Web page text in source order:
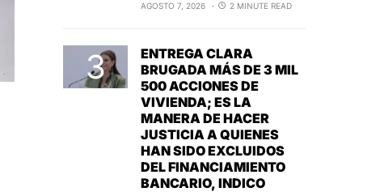
AGOSTO 7, 2026 2 MINUTE READ
ENTREGA CLARA
BRUGADA MÁS DE 3 MIL
500 ACCIONES DE
VIVIENDA; ES LA
MANERA DE HACER
JUSTICIA A QUIENES
HAN SIDO EXCLUIDOS
DEL FINANCIAMIENTO
BANCARIO, INDICO